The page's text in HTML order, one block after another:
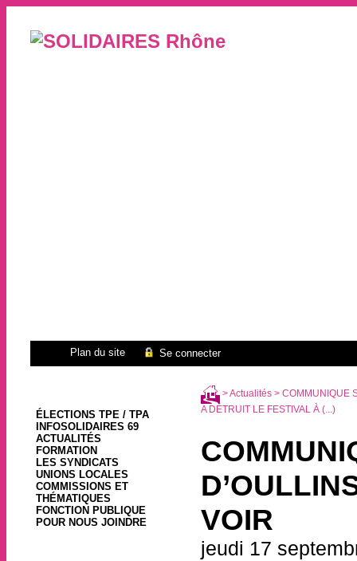
Plan du site Se connecter
ÉLECTIONS TPE / TPA
INFOSOLIDAIRES 69
ACTUALITÉS
FORMATION
LES SYNDICATS
UNIONS LOCALES
COMMISSIONS ET
THÉMATIQUES
FONCTION PUBLIQUE
POUR NOUS JOINDRE
>Actualités> COMMUNIQUE
A DÉTRUIT LE FESTIVAL À (...)
VOIR
jeudi 17